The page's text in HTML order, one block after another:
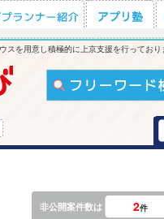
を用意し積極的に上京支援を行ってお
非公開案件数は 2件